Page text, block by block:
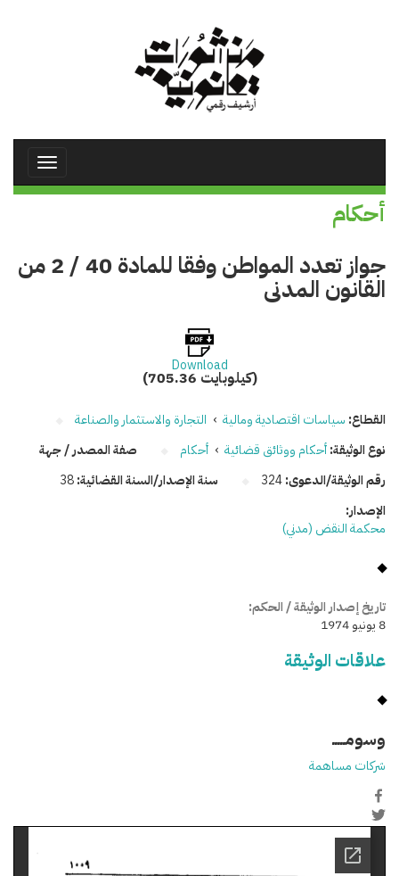
Toggle
أحكام
جواز تعدد المواطن وفقا للمادة 40 / 2 من
القانون المدنى
Download
(705.36 كيلوبايت)
القطاع: سياسات اقتصادية ومالية › التجارة والاستثمار والصناعة
نوع الوثيقة:أحكام ووثائق قضائية › أحكام
رقم الوثيقة/الدعوى:324 سنة الإصدار/السنة القضائية:38
صفة المصدر / جهة
الإصدار:
محكمة النقض (مدني)
تاريخ إصدار الوثيقة / الحكم:
8 يونيو 1974
علاقات الوثيقة
وسومـــــ
شركات مساهمة